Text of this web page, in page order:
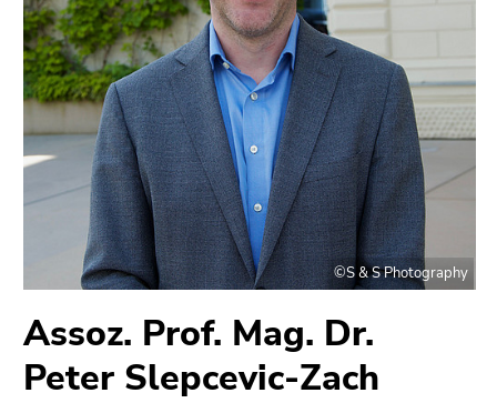
Sie diesen
Link.
Zum
Inhalt
(Zugriffstaste
Positionsanzeige
(Zugriffstaste
2)
Zur
Hauptnavigation
(Zugriffstaste
Assoz. Prof. Mag. Dr.
Peter Slepcevic-Zach
©S & S Photography